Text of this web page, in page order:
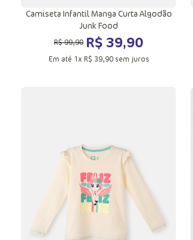
Adicionar a sacola
Camiseta Infantil Manga Curta Algodão
Junk Food
R$99,90 R$ 39,90
Em até 1xR$ 39,90sem juros